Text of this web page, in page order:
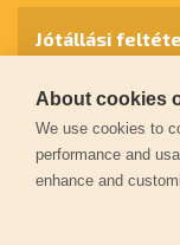
Jótállási
Személyes
Kapcsolat
About cookies
We use cookies to
performance and
enhance and